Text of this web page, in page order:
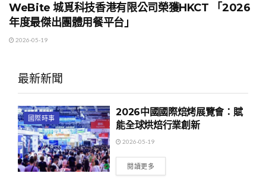
WeBite 城覓科技香港有限公司榮獲HKCT 「2026
年度最傑出團體用餐平台」
2026-05-19
最新新聞
國際時事
2026中國國際焙烤展覽會：賦
能全球烘焙行業創新
2026-05-19
閱讀更多